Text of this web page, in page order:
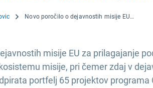
Novo poročilo o dejavnostih misije EU za prilagajanje podnebnim spremembam
misije EU za prilagajanje
misije, pri čemer zdaj v
portfelj 65 projektov programa